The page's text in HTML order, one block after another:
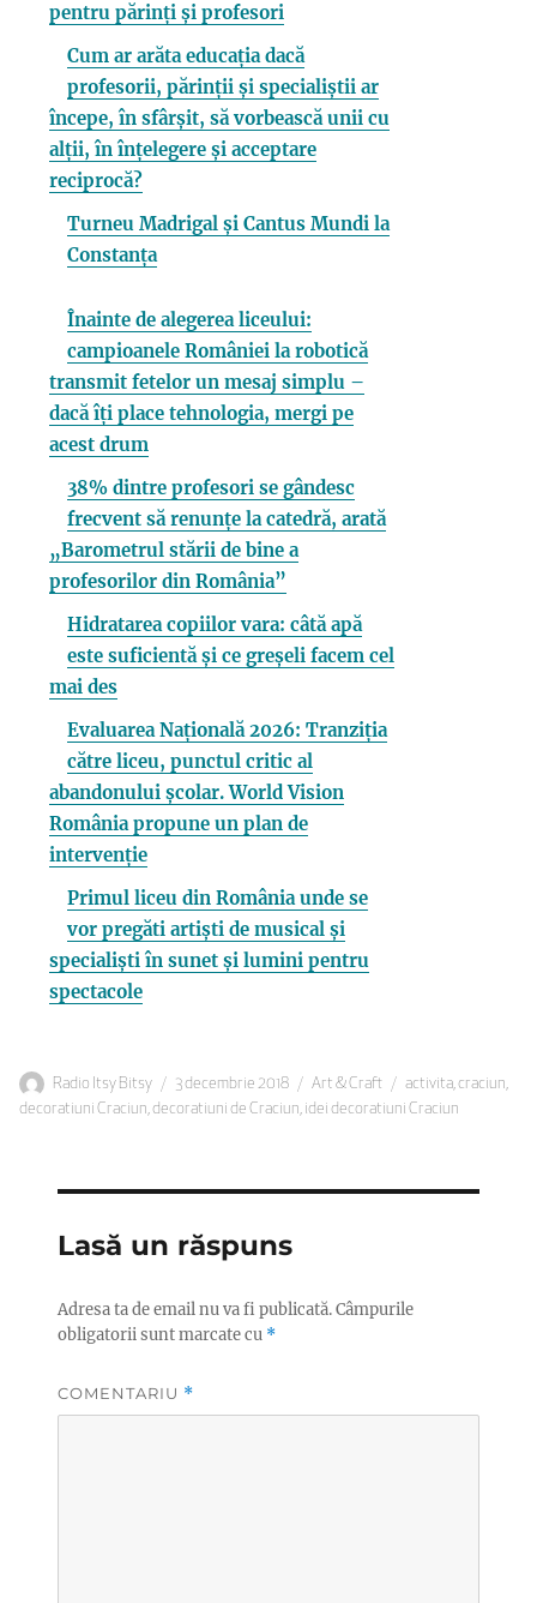
pentru părinți și profesori
Cum ar arăta educația dacă
profesorii, părinții și specialiștii ar
începe, în sfârșit, să vorbească unii cu
alții, în înțelegere și acceptare
reciprocă?
Turneu Madrigal și Cantus Mundi la
Constanța
Înainte de alegerea liceului:
campioanele României la robotică
transmit fetelor un mesaj simplu –
dacă îți place tehnologia, mergi pe
acest drum
38% dintre profesori se gândesc
frecvent să renunțe la catedră, arată
„Barometrul stării de bine a
profesorilor din România”
Hidratarea copiilor vara: câtă apă
este suficientă și ce greșeli facem cel
mai des
Evaluarea Națională 2026: Tranziția
către liceu, punctul critic al
abandonului școlar. World Vision
România propune un plan de
intervenție
Primul liceu din România unde se
vor pregăti artiști de musical și
specialiști în sunet și lumini pentru
spectacole
Autor
Radio Itsy Bitsy
Publicat
pe
3 decembrie 2018 Categorii
Art & Craft Etichete
activita,craciun,
decoratiuni Craciun,decoratiuni de Craciun, idei decoratiuni Craciun
Lasă un răspuns
Adresa ta de email nu va fi publicată.Câmpurile
obligatorii sunt marcate cu *
COMENTARIU *